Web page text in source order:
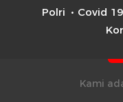
Polri
Covid 19
Kami